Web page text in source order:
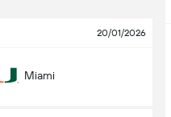
20/01/2026
Miami